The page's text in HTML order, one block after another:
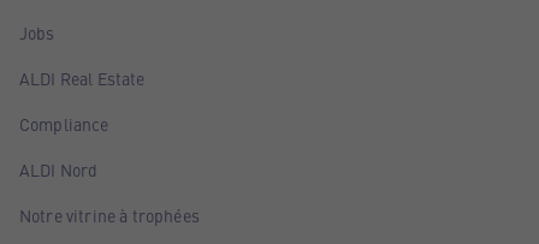
Jobs
ALDI Real Estate
Compliance
ALDI Nord
Notre vitrine à trophées